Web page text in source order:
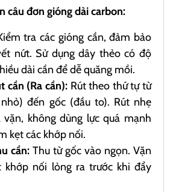
câu đơn gióng dài carbon:
tra các gióng cần, đảm bảo
nứt. Sử dụng dây thẻo có độ
dài cần để dễ quăng mồi.
cần (Ra cần): Rút theo thứ tự từ
đến gốc (đầu to). Rút nhẹ
vặn, không dùng lực quá mạnh
kẹt các khớp nối.
cần: Thu từ gốc vào ngọn. Vặn
khớp nối lỏng ra trước khi đẩy